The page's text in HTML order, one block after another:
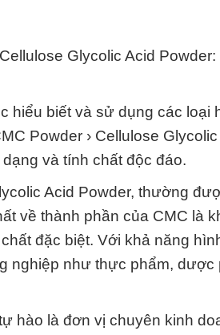
Glycolic Acid
hiểu biết và sử dụng các loại
Powder › Cellulose
và tính chất độc đáo.
Acid Powder, thường
về thành phần của CMC là
đặc biệt. Với khả năng
nghiệp như thực phẩm, dược
hào là đơn vị chuyên kinh